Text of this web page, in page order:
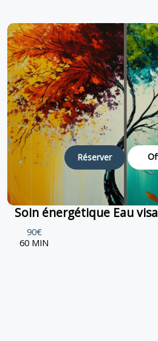
Réserver
Soin énergétique Eau
90€
60 MIN